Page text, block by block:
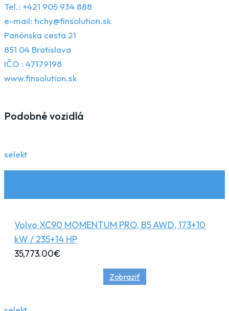
Tel.: +421 905 934 888
e-mail: tichy@finsolution.sk
Panónska cesta 21
851 04 Bratislava
IČO : 47179198
www.finsolution.sk
Podobné vozidlá
selekt
Volvo XC90 MOMENTUM PRO, B5 AWD, 173+10
kW / 235+14 HP
35,773.00€
Zobraziť